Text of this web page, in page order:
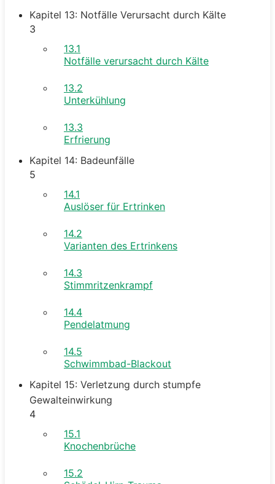
Kapitel 13: Notfälle Verursacht durch Kälte
3
13.1
Notfälle verursacht durch Kälte
13.2
Unterkühlung
13.3
Erfrierung
Kapitel 14: Badeunfälle
5
14.1
Auslöser für Ertrinken
14.2
Varianten des Ertrinkens
14.3
Stimmritzenkrampf
14.4
Pendelatmung
14.5
Schwimmbad-Blackout
Kapitel 15: Verletzung durch stumpfe
Gewalteinwirkung
4
15.1
Knochenbrüche
15.2